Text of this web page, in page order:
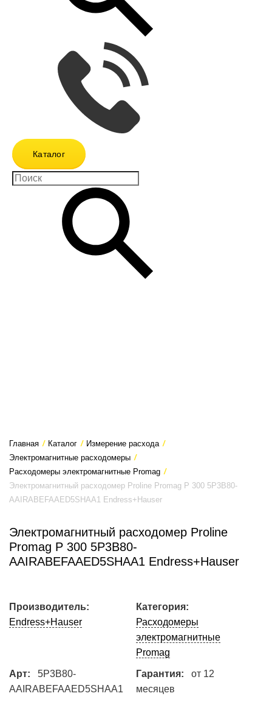
Каталог
Главная / Каталог / Измерение расхода /
Электромагнитные расходомеры /
Расходомеры электромагнитные Promag /
Электромагнитный расходомер Proline Promag P 300 5P3B80-
AAIRABEFAAED5SHAA1 Endress+Hauser
Электромагнитный расходомер Proline
Promag P 300 5P3B80-
AAIRABEFAAED5SHAA1 Endress+Hauser
Производитель:
Endress+Hauser
Категория:
Расходомеры
электромагнитные
Promag
Арт:
5P3B80-
AAIRABEFAAED5SHAA1
Гарантия:
от 12
месяцев